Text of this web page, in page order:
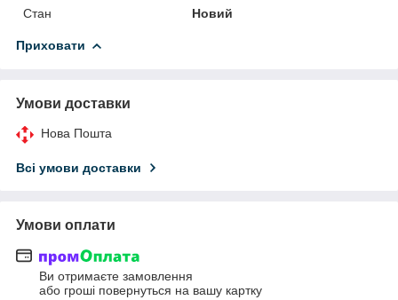
Стан
Новий
Приховати
Умови доставки
Нова Пошта
Всі умови доставки
Умови оплати
Ви отримаєте замовлення
або гроші повернуться на вашу картку